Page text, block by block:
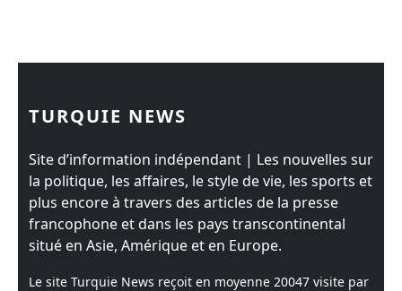
TURQUIE NEWS
Site d’information indépendant | Les nouvelles sur
la politique, les affaires, le style de vie, les sports et
plus encore à travers des articles de la presse
francophone et dans les pays transcontinental
situé en Asie, Amérique et en Europe.
Le site Turquie News reçoit en moyenne 20047 visite par